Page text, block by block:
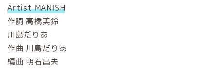
Artist MANISH
作詞 高橋美鈴
川島だりあ
作曲 川島だりあ
編曲 明石昌夫